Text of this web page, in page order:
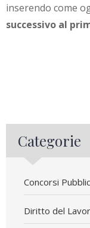
inserendo come
successivo al
Categorie
Concorsi
Diritto del